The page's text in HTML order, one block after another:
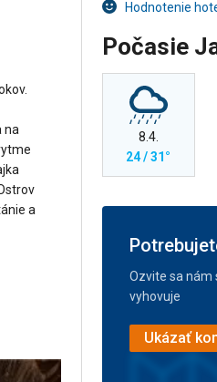
na
a
Hodnotenie
Počasie
8.4.
24 / 31°
Ozvite sa nám
vyhovuje
Ukázať